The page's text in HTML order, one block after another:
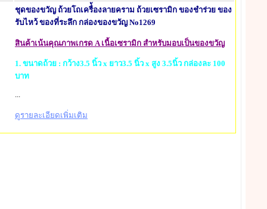
ชุดของขวัญ ถ้วยโถเครื่้องลายคราม ถ้วยเซรามิก ของชำร่วย ของ
รับไหว้ ของที่ระลึก กล่องของขวัญ No1269
สินค้าเน้นคุณภาพเกรด A เนื้อเซรามิก สำหรับมอบเป็นของขวัญ
1. ขนาดถ้วย : กว้าง3.5 นิ้ว x ยาว3.5 นิ้ว x สูง 3.5นิ้ว กล่องละ 100
บาท
...
ดูรายละเอียดเพิ่มเติม